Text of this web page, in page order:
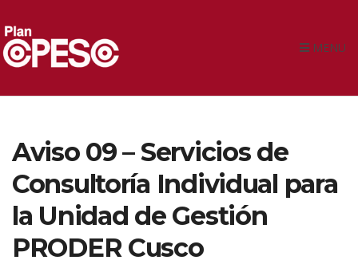
MENU
Aviso 09 – Servicios de
Consultoría Individual para
la Unidad de Gestión
PRODER Cusco